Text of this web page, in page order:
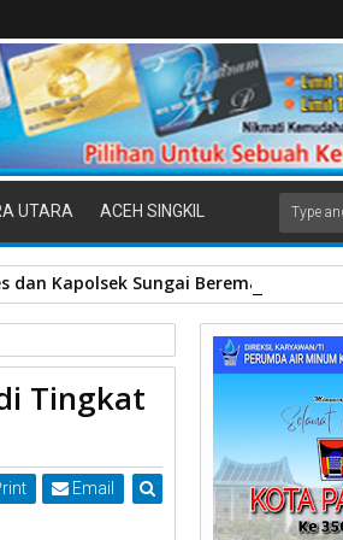
UTARA ACEH SINGKIL
Kapolsek Sungai Beremas
Tingkat
Email